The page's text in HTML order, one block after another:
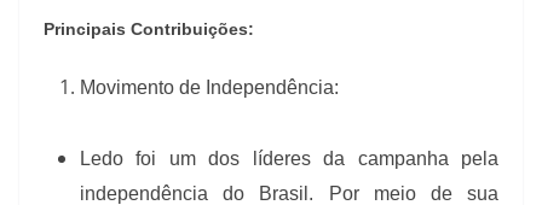
Principais Contribuições:
Movimento de Independência:
Ledo foi um dos líderes da campanha pela
independência do Brasil. Por meio de sua